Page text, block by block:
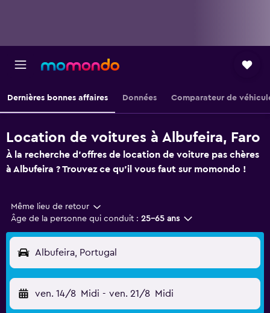
Dernières bonnes affaires Données Comparateur de
Location de voitures à Albufeira, Faro
À la recherche d'offres de location de voiture pas chères
à Albufeira ? Trouvez ce qu'il vous faut sur momondo !
Même lieu de retour
Âge de la personne qui conduit : 25-65 ans
Albufeira, Portugal
ven. 14/8 Midi - ven. 21/8 Midi